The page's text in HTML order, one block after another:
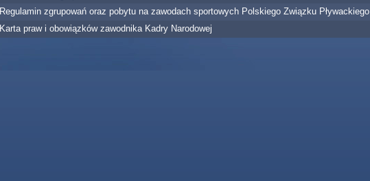
Regulamin zgrupowań oraz pobytu na zawodach sportowych Polskiego Związku Pływackiego
Karta praw i obowiązków zawodnika Kadry Narodowej